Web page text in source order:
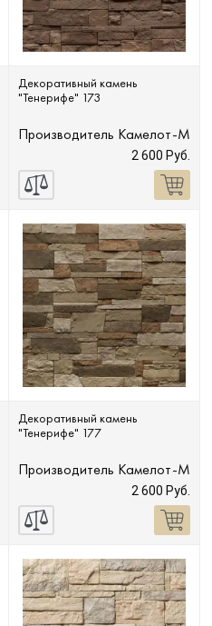
Декоративный камень
"Тенерифе" 173
Производитель Камелот-М
2 600 Руб.
Декоративный камень
"Тенерифе" 177
Производитель Камелот-М
2 600 Руб.